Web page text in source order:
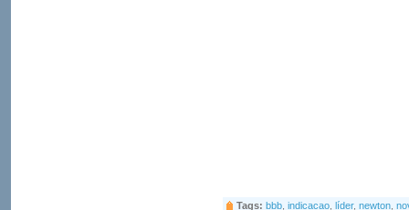
Tags: bbb indicacao líder, newton